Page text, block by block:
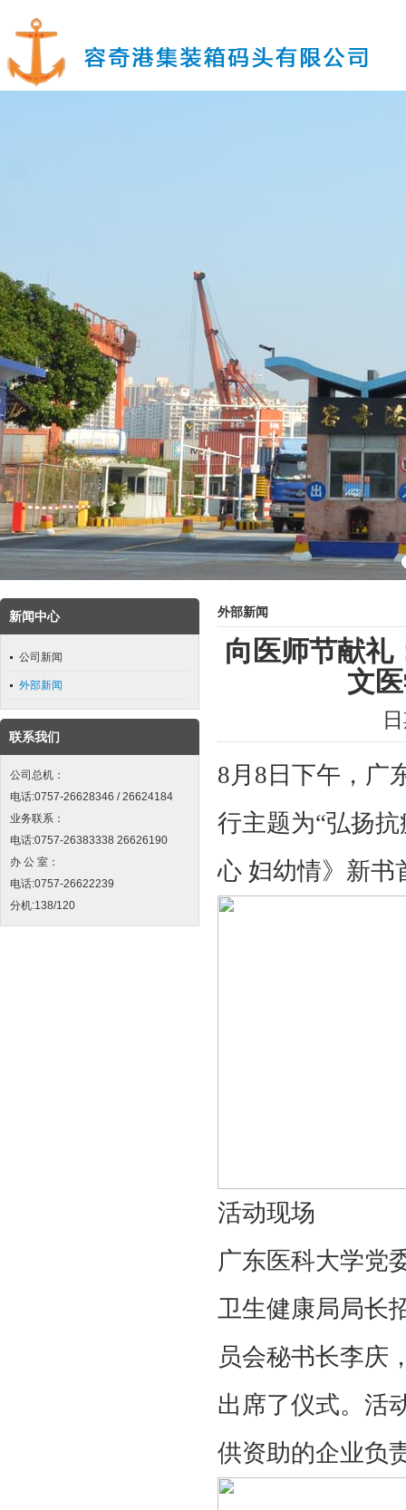
新闻中心
公司新闻
外部新闻
联系我们
公司总机：
电话:0757-26628346 / 26624184
业务联系：
电话:0757-26383338 26626190
办 公 室：
电话:0757-26622239
分机:138/120
外部新闻
向医师节献礼
文
8月8日下午，广
行主题为“弘扬
心 妇幼情》新书
活动现场
广东医科大学党
卫生健康局局长
员会秘书长李庆
出席了仪式。活
供资助的企业负